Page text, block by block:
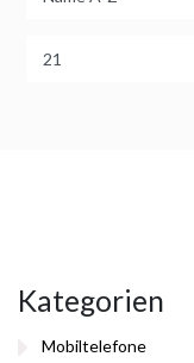
Kategorien
Mobiltelefone